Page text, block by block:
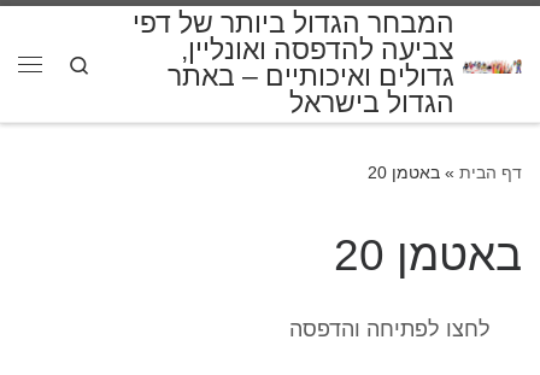
המבחר הגדול ביותר של דפי
צביעה להדפסה ואונליין,
גדולים ואיכותיים – באתר
הגדול בישראל
Search
דף הבית » באטמן 20
באטמן 20
לחצו לפתיחה והדפסה